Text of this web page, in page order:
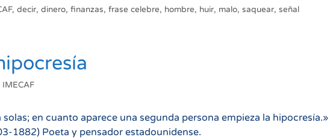
,decir,dinero,finanzas,frase celebre, hombre, huir, malo,saquear,señal
en cuanto aparece una segunda persona empieza la hipocresía.»
1882) Poeta y pensador estadounidense.